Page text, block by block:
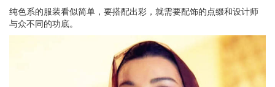
纯色系的服装看似简单，要搭配出彩，就需要配饰的点缀和设计师
与众不同的功底。